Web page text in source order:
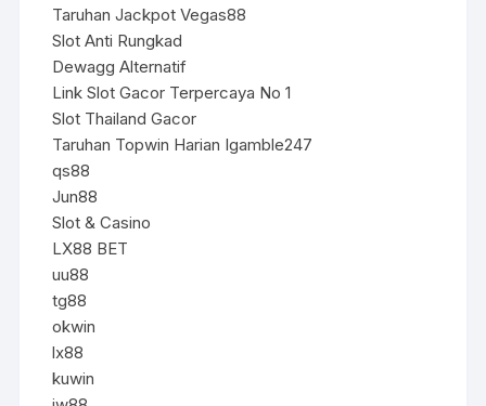
Taruhan Jackpot Vegas88
Slot Anti Rungkad
Dewagg Alternatif
Link Slot Gacor Terpercaya No 1
Slot Thailand Gacor
Taruhan Topwin Harian Igamble247
qs88
Jun88
Slot & Casino
LX88 BET
uu88
tg88
okwin
lx88
kuwin